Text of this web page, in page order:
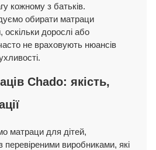
кожному з батьків.
обирати матраци
оскільки дорослі або
не враховують нюансів
Chado: якість,
матраци для дітей,
виробниками, які